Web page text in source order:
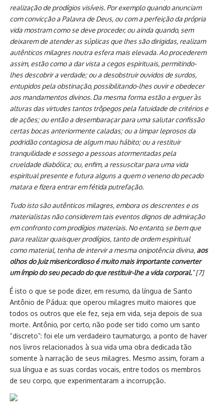
realização de prodígios visíveis. Por exemplo quando anunciam
com convicção a Palavra de Deus, ou com a perfeição da própria
vida mostram como se deve proceder, ou ainda quando, sem
deixarem de atender as súplicas que lhes são dirigidas, realizam
autênticos milagres noutra esfera mais elevada. Ao procederem
assim, estão como a dar vista a cegos espirituais, permitindo-
lhes descobrir a verdade; ou a desobstruir ouvidos de surdos,
entupidos pela obstinação, possibilitando-lhes ouvir e obedecer
aos mandamentos divinos. Da mesma forma estão a erguer às
alturas das virtudes tantos trôpegos pela fatuidade de critérios e
de ações; ou então a desembaraçar para uma salutar confissão
certas bocas anteriormente caladas; ou a limpar leprosos da
podridão contagiosa de algum mau hábito; ou a restituir
tranquilidade e sossego a pessoas atormentadas pela
crueldade diabólica; ou, enfim, a ressuscitar para uma vida
espiritual presente e futura alguns a quem o veneno do pecado
matara e fizera entrar em fétida putrefação.
Tudo isto são autênticos milagres, embora os descrentes e os
materialistas não considerem tais eventos dignos de admiração
em confronto com prodígios materiais. No entanto, se bem que
para realizar quaisquer prodígios, tanto de ordem espiritual
como material, tenha de intervir a mesma onipotência divina, aos
olhos do Juiz misericordioso é muito mais importante converter
um ímpio do seu pecado do que restituir-lhe a vida corporal.” [7]
É isto o que se pode dizer, em resumo, da língua de Santo
Antônio de Pádua: que operou milagres muito maiores que
todos os outros que ele fez, seja em vida, seja depois de sua
morte. Antônio, por certo, não pode ser tido como um santo
“discreto”: foi ele um verdadeiro taumaturgo, a ponto de haver
nos livros relacionados à sua vida uma obra dedicada tão
somente à narração de seus milagres. Mesmo assim, foram a
sua língua e as suas cordas vocais, entre todos os membros
de seu corpo, que experimentaram a incorrupção.